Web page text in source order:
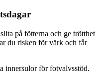
på fötterna och ge trötthet
du risken för värk och får
innersulor för fotvalvsstöd,